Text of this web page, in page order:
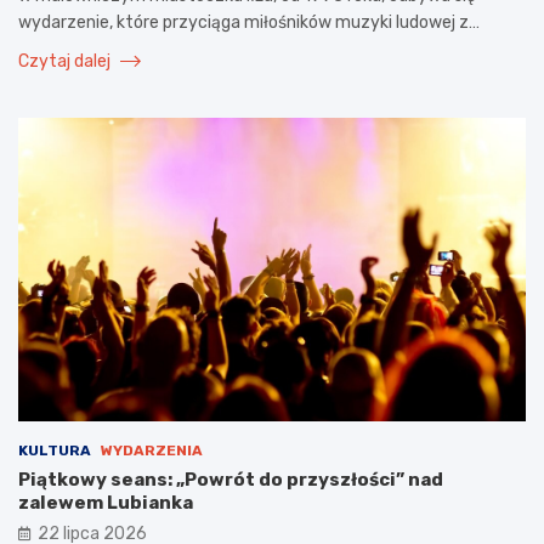
wydarzenie, które przyciąga miłośników muzyki ludowej z…
Czytaj dalej
KULTURA WYDARZENIA
Piątkowy seans: „Powrót do przyszłości” nad
zalewem Lubianka
22 lipca 2026